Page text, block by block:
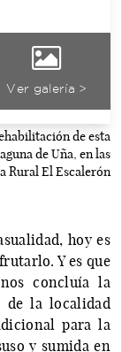
Ver galería >
de esta
de Uña, en las
Rural El Escalerón
hoy es
Y es que
concluía la
de la localidad
para la
y sumida en